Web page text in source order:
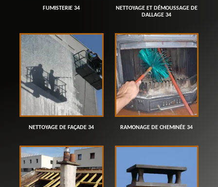
FUMISTERIE 34
NETTOYAGE ET DÉMOUSSAGE DE
DALLAGE 34
NETTOYAGE DE FAÇADE 34 RAMONAGE DE CHEMINÉE 34